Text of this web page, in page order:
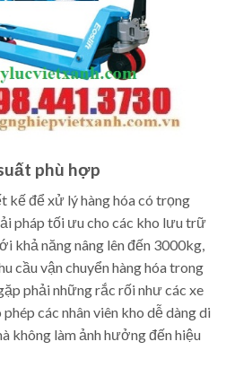
phù hợp
kế để xử lý hàng hóa có trọng
pháp tối ưu cho các kho lưu trữ
khả năng nâng lên đến 3000kg,
cầu vận chuyển hàng hóa trong
phải những rắc rối như các xe
các nhân viên kho dễ dàng di
không làm ảnh hưởng đến hiệu